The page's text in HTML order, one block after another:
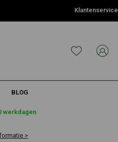
Klantenservice
BLOG
werkdagen
>